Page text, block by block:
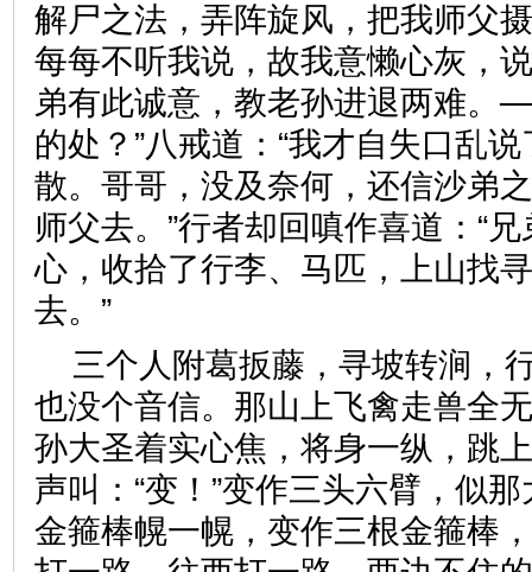
解尸之法，弄阵旋风，把我师父
每每不听我说，故我意懒心灰，
弟有此诚意，教老孙进退两难。
的处？”八戒道：“我才自失口乱
散。哥哥，没及奈何，还信沙弟
师父去。”行者却回嗔作喜道：“
心，收拾了行李、马匹，上山找
去。”
三个人附葛扳藤，寻坡转涧，
也没个音信。那山上飞禽走兽全
孙大圣着实心焦，将身一纵，跳
声叫：“变！”变作三头六臂，似
金箍棒幌一幌，变作三根金箍棒